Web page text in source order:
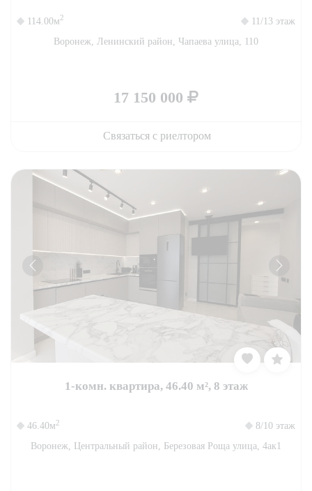
114.00м2
11/13 этаж
Воронеж, Ленинский район, Чапаева улица, 110
17 150 000
Связаться с риелтором
1-комн. квартира, 46.40 м², 8 этаж
46.40м2
8/10 этаж
Воронеж, Центральный район, Березовая Роща улица, 4ак1